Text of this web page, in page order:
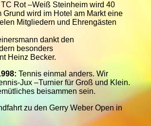
TC Rot –Weiß Steinheim wird 40
Grund wird im Hotel am Markt eine
Mitgliedern und Ehrengästen
dankt den
besonders
Heinz Becker.
Tennis einmal anders. Wir
Jux –Turnier für Groß und Klein.
beisammen sein.
zu den Gerry Weber Open in